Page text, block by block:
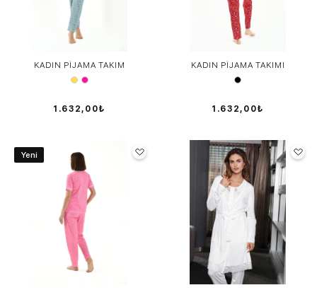
KADIN PİJAMA TAKIM
1.632,00₺
KADIN PİJAMA TAKIMI
1.632,00₺
Yeni